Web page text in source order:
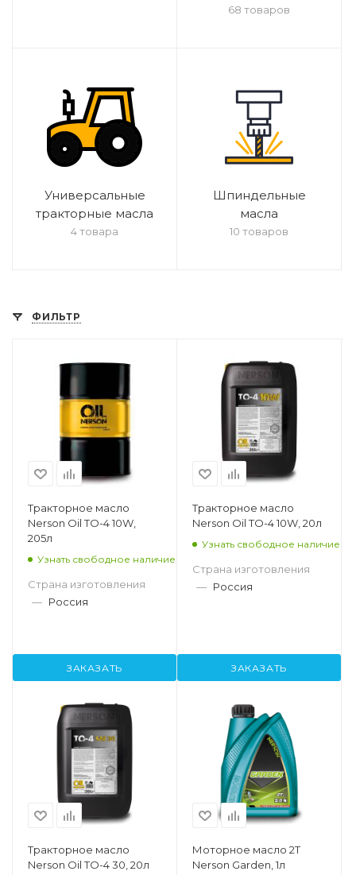
68 товаров
Универсальные
тракторные масла
4 товара
Шпиндельные
масла
10 товаров
ФИЛЬТР
Тракторное масло
Nerson Oil TO-4 10W,
205л
Узнать свободное наличие
Страна изготовления
— Россия
ЗАКАЗАТЬ
Тракторное масло
Nerson Oil TO-4 10W, 20л
Узнать свободное наличие
Страна изготовления
— Россия
ЗАКАЗАТЬ
Тракторное масло
Nerson Oil TO-4 30, 20л
Моторное масло 2T
Nerson Garden, 1л